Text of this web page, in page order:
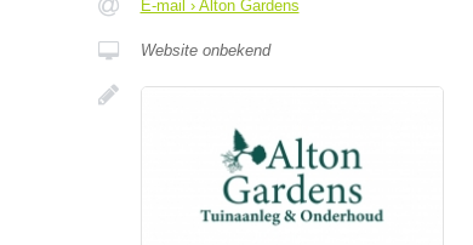
E-mail › Alton Gardens
Website onbekend